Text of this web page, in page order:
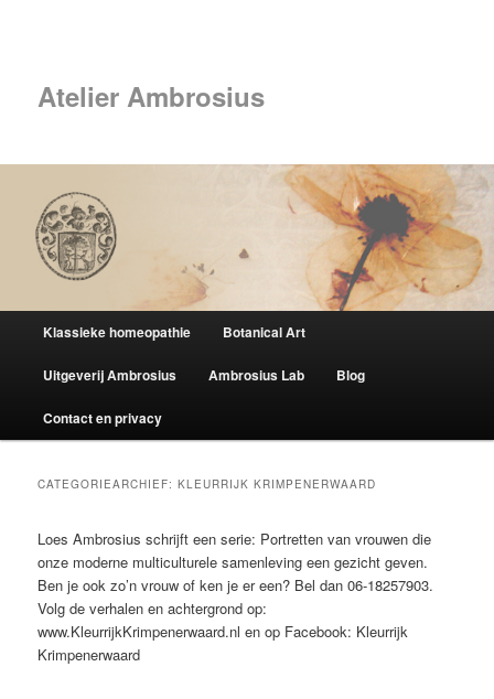
inhoud
inhoudAtelier Ambrosius
Klassieke homeopathie Botanical Art
Uitgeverij Ambrosius Ambrosius Lab Blog
Contact en privacy
CATEGORIEARCHIEF:KLEURRIJK KRIMPENERWAARD
Loes Ambrosius schrijft een serie: Portretten van vrouwen die
onze moderne multiculturele samenleving een gezicht geven.
Ben je ook zo’n vrouw of ken je er een? Bel dan 06-18257903.
Volg de verhalen en achtergrond op:
www.KleurrijkKrimpenerwaard.nl en op Facebook: Kleurrijk
Krimpenerwaard